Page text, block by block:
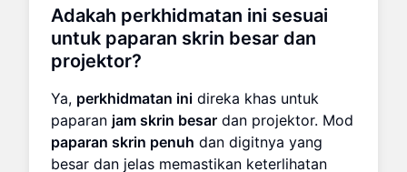
Adakah perkhidmatan ini sesuai
untuk paparan skrin besar dan
projektor?
Ya, perkhidmatan ini direka khas untuk
paparan jam skrin besar dan projektor. Mod
paparan skrin penuh dan digitnya yang
besar dan jelas memastikan keterlihatan